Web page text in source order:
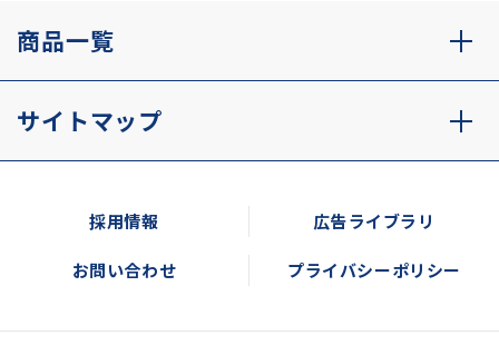
商品一覧
サイトマップ
採用情報 広告ライブラリ
お問い合わせ プライバシーポリシー